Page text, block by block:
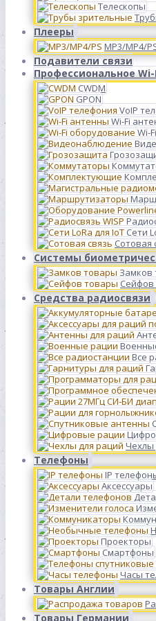
Телескопы
Плееры
MP3/MP4/
Подавители связи
Профессиональное
CWDM
GPON
VoIP
Wi-Fi
Wi-
Сети
Сотовая
Системы
Замков
Сейфов
Средства радиосвязи
Все
Чехлы
Телефоны
IP
Аксессуары
Проекторы
Смартфоны
Часы
Товары Англии
Товары Германии